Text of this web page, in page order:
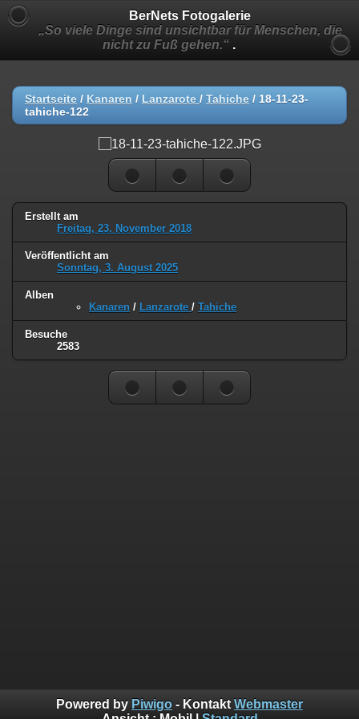
BerNets Fotogalerie
„So viele Dinge sind unsichtbar für Menschen, die
nicht zu Fuß gehen.“ .
Startseite / Kanaren / Lanzarote / Tahiche / 18-11-23-
tahiche-122
Erstellt am
Freitag, 23. November 2018
Veröffentlicht am
Sonntag, 3. August 2025
Alben
Kanaren / Lanzarote / Tahiche
Besuche
2583
Powered by Piwigo - Kontakt Webmaster